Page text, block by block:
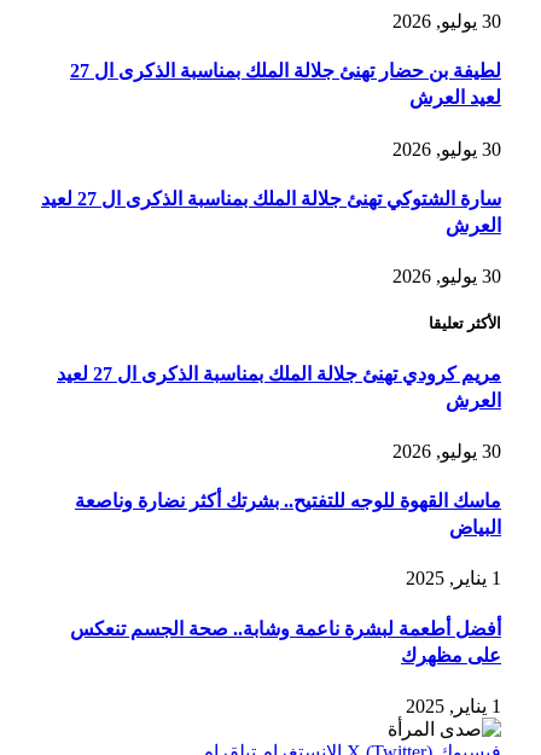
30 يوليو, 2026
لطيفة بن حضار تهنئ جلالة الملك بمناسبة الذكرى ال 27
لعيد العرش
30 يوليو, 2026
سارة الشتوكي تهنئ جلالة الملك بمناسبة الذكرى ال 27 لعيد
العرش
30 يوليو, 2026
الأكثر تعليقا
مريم كرودي تهنئ جلالة الملك بمناسبة الذكرى ال 27 لعيد
العرش
30 يوليو, 2026
ماسك القهوة للوجه للتفتيح.. بشرتك أكثر نضارة وناصعة
البياض
1 يناير, 2025
أفضل أطعمة لبشرة ناعمة وشابة.. صحة الجسم تنعكس
على مظهرك
1 يناير, 2025